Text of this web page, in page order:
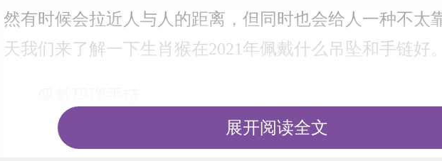
然有时候会拉近人与人的距离，但同时也会给人一种不太
天我们来了解一下生肖猴在2021年佩戴什么吊坠和手链好。
对于属猴人来说，在2021年佩戴玛瑙是非常好的，如
展开阅读全文